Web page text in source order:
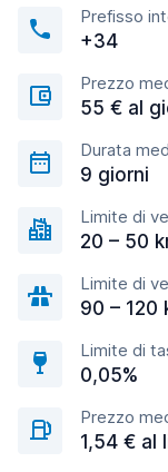
Prefisso
+34
Prezzo
55 € al
Durata
9 giorni
Limite di
20 – 50
Limite di
90 – 120
Limite di
0,05%
Prezzo
1,54 € al